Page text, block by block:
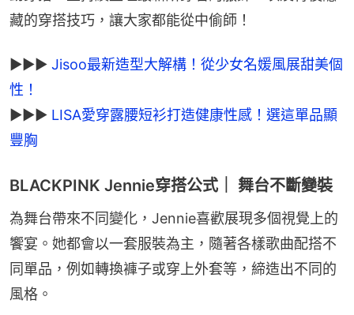
藏的穿搭技巧，讓大家都能從中偷師！
►►► Jisoo最新造型大解構！從少女名媛風展甜美個
►►► LISA愛穿露腰短衫打造健康性感！選這單品顯
豐胸
BLACKPINK Jennie穿搭公式｜ 舞台不斷變裝
為舞台帶來不同變化，Jennie喜歡展現多個視覺上的
饗宴。她都會以一套服裝為主，隨著各樣歌曲配搭不
同單品，例如轉換褲子或穿上外套等，締造出不同的
風格。